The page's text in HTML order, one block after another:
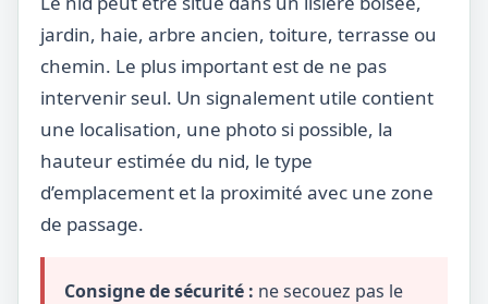
jardin, haie, arbre ancien, toiture, terrasse ou
chemin. Le plus important est de ne pas
intervenir seul. Un signalement utile contient
une localisation, une photo si possible, la
hauteur estimée du nid, le type
d’emplacement et la proximité avec une zone
de passage.
Consigne de sécurité : ne secouez pas le